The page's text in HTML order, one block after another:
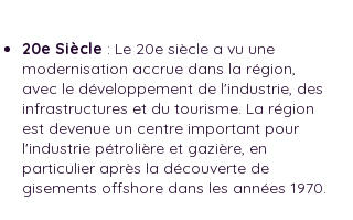
20e Siècle : Le 20e siècle a vu une
modernisation accrue dans la région,
avec le développement de l'industrie, des
infrastructures et du tourisme. La région
est devenue un centre important pour
l'industrie pétrolière et gazière, en
particulier après la découverte de
gisements offshore dans les années 1970.